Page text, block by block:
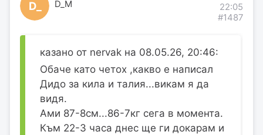
D_ D_M
22:05
#1487
казано от nervak на 08.05.26, 20:46:
Обаче като четох ,какво е написал
Дидо за кила и талия...викам я да
видя.
Ами 87-8см...86-7кг сега в момента.
Към 22-3 часа днес ще ги докарам и